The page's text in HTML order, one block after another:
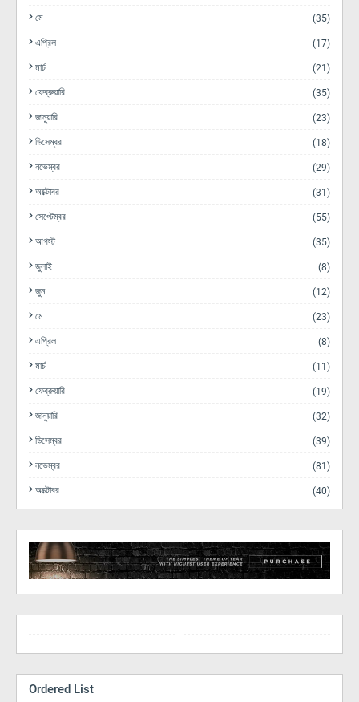
মে (35)
এপ্রিল (17)
মার্চ (21)
ফেব্রুয়ারি (35)
জানুয়ারি (23)
ডিসেম্বর (18)
নভেম্বর (29)
অক্টোবর (31)
সেপ্টেম্বর (55)
আগস্ট (35)
জুলাই (8)
জুন (12)
মে (23)
এপ্রিল (8)
মার্চ (11)
ফেব্রুয়ারি (19)
জানুয়ারি (32)
ডিসেম্বর (39)
নভেম্বর (81)
অক্টোবর (40)
Ordered List